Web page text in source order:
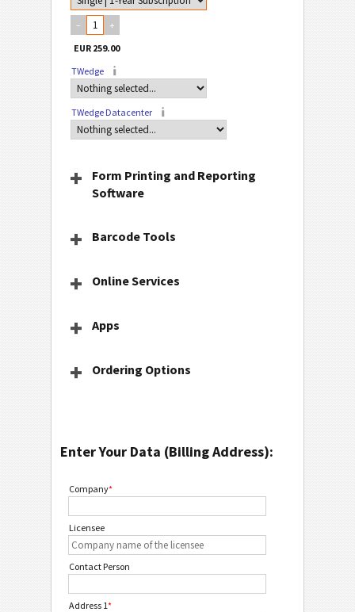
– +
TWedge
TWedge Datacenter
Form Printing and Reporting
Software
Barcode Tools
Online Services
Apps
Ordering Options
Enter Your Data (Billing Address):
Company*
Licensee
Contact Person
Address 1*